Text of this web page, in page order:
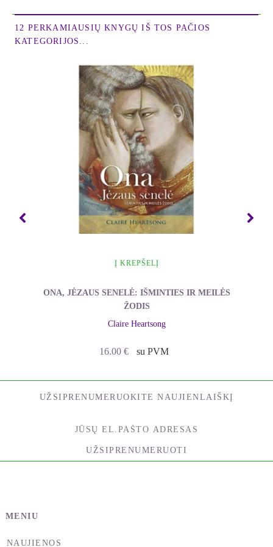
„Linksmas ir itin įtaigus dr. Džo Dispenzos
žinynas skelbia paprastą, bet sykiu galingą žinią:
jūsų šiandienos mintys lemia rytojaus gyvenimą.“–
Lynne McTaggart, bestselerių „Laukas“ (The
Field), „Ketinimo eksperimentas“ (The Intention
Experiment) ir „Ryšys“ (The Bond) autorė.
„Kaip nuo aktyvios veiklos atsitraukęs psichologas,
ilgus metus mokęs daugelio šių dalykų, turiu
pripažinti, kad ši knyga veikiausiai pakeis kai
kuriuos ilgą laiką psichologijos srityje vyravusius
požiūrius. Neurologijos faktais paremtos Dr. Džo
Dr. Allan Botkin, psichologas, knygos „Indukuotas
pomirtinis bendravimas: nauja sielvarto ir traumų
terapija“ (Induced After-Death Communication)
mąstyseną, jauseną, elgseną ir bendravimą. Jos yra
pagrindinis asmenybės, charakterio, nuovokos ir
tomografu tyriau dešimčių tūkstančių pacientų
Sveikos smegenys garantuoja jums daugiau laimės,
teisingesnius sprendimus, padedančius sėkmingiau
12 PERKAMIAUSIŲ KNYGŲ IŠ TOS PAČIOS
KATEGORIJOS...
Į KREPŠELĮ
ONA, JĖZAUS SENELĖ: IŠMINTIES IR MEILĖS
ŽODIS
Claire Heartsong
16.00 € su PVM
UŽSIPRENUMERUOKITE NAUJIENLAIŠKĮ
UŽSIPRENUMERUOTI
MENIU
NAUJIENOS